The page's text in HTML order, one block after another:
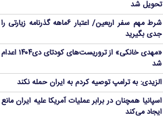
تحویل شد
شرط مهم سفر اربعین/ اعتبار ۶ماهه گذرنامه زیارتی را
جدی بگیرید
«مهدی خانکی» از تروریست‌های کودتای دی۱۴۰۴ اعدام
شد
الزیدی: به ترامپ توصیه کردم به ایران حمله نکند
اسپانیا همچنان در برابر عملیات آمریکا علیه ایران مانع
ایجاد می‌کند